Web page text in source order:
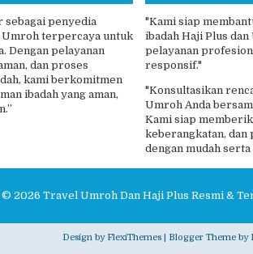
sebagai penyedia
Umroh terpercaya untuk
Dengan pelayanan
dan proses
kami berkomitmen
ibadah yang aman,
"Kami siap
ibadah Haji Plus
pelayanan
responsif."
"Konsultasikan
Umroh Anda
Kami siap
keberangkatan, dan
dengan mudah
© 2026 Travel Umroh Dan Haji Plus Resmi &
Design by FlexiThemes| Blogger Theme by